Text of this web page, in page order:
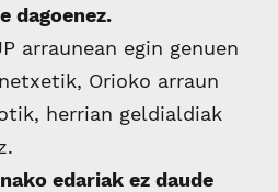
dagoenez.
arraunean egin genuen
Orioko arraun
herrian geldialdiak
edariak ez daude